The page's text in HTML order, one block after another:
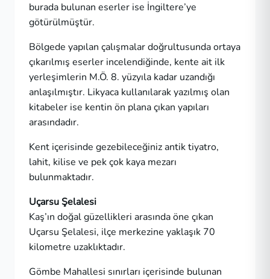
burada bulunan eserler ise İngiltere’ye
götürülmüştür.
Bölgede yapılan çalışmalar doğrultusunda ortaya
çıkarılmış eserler incelendiğinde, kente ait ilk
yerleşimlerin M.Ö. 8. yüzyıla kadar uzandığı
anlaşılmıştır. Likyaca kullanılarak yazılmış olan
kitabeler ise kentin ön plana çıkan yapıları
arasındadır.
Kent içerisinde gezebileceğiniz antik tiyatro,
lahit, kilise ve pek çok kaya mezarı
bulunmaktadır.
Uçarsu Şelalesi
Kaş’ın doğal güzellikleri arasında öne çıkan
Uçarsu Şelalesi, ilçe merkezine yaklaşık 70
kilometre uzaklıktadır.
Gömbe Mahallesi sınırları içerisinde bulunan